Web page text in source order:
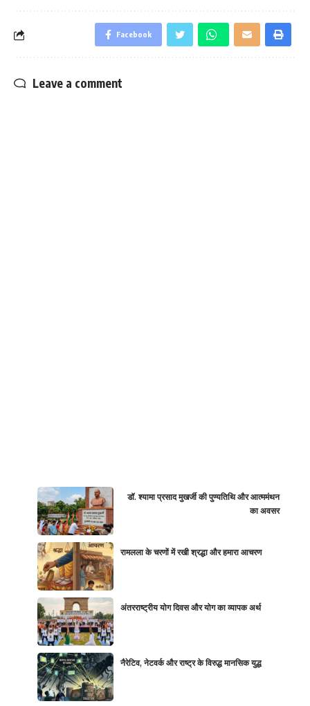
Facebook
Leave a comment
डॉ. श्यामा प्रसाद मुखर्जी की पुण्यतिथि और आत्ममंथन
का अवसर
रामलला के चरणों में रखी श्रद्धा और हमारा आचरण
अंतरराष्ट्रीय योग दिवस और योग का व्यापक अर्थ
नैरेटिव, नेटवर्क और राष्ट्र के विरुद्ध मानसिक युद्ध